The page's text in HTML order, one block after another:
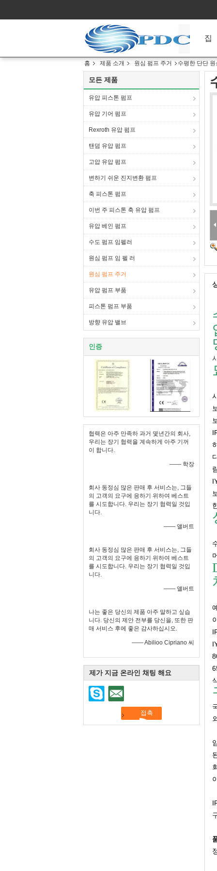
집
홈 제품 소개 원심 펌프 주거 수평한 단단
모든 제품
유압 피스톤 펌프
유압 기어 펌프
Rexroth 유압 펌프
탠덤 유압 펌프
고압 유압 펌프
변하기 쉬운 진지변환 펌프
축 피스톤 펌프
이번 주 피스톤 축 유압 펌프
유압 베인 펌프
수도 펌프 임펠러
원심 펌프 임 펠 러
원심 펌프 주거
유압 펌프 부품
피스톤 펌프 부품
방향 유압 밸브
인증
협력은 아주 만족하 과거 몇년간의 회사,
우리는 장기 협력을 계속하게 아주 기꺼
이 합니다.
—— 학장
회사 동정심 많은 판매 후 서비스는, 그들
의 고객의 요구에 응하기 위하여 베스트
를 시도합니다. 우리는 장기 협력일 것입
니다.
—— 앨버트
회사 동정심 많은 판매 후 서비스는, 그들
의 고객의 요구에 응하기 위하여 베스트
를 시도합니다. 우리는 장기 협력일 것입
니다.
—— 앨버트
나는 좋은 당신의 제품 아주 말하고 싶습
니다. 당신의 제안 전부를 당신을, 또한 판
매 서비스 후에 좋은 감사하십시오.
—— Abilioo Cipriano 씨
제가 지금 온라인 채팅 해요